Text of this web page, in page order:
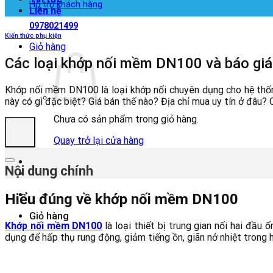
Hỗ trợ khách hàng
0978021499
Giỏ hàng
Chưa có sản phẩm trong giỏ hàng.
Quay trở lại cửa hàng
Giỏ hàng
Liên hệ
Kiến thức phụ kiện
Các loại khớp nối mềm DN100 và báo
Khớp nối mềm DN100 là loại khớp nối chuyên dụng cho hệ
này có gì đặc biệt? Giá bán thế nào? Địa chỉ mua uy tín ở đâu?
Nội dung chính
Hiểu đúng về khớp nối mềm DN100
Khớp nối mềm DN100 là loại thiết bị trung gian nối hai đầu
dụng để hấp thụ rung động, giảm tiếng ồn, giãn nở nhiệt